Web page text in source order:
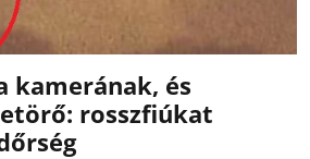
kamerának, és
rosszfiúkat